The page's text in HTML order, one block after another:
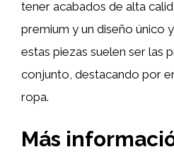
tener acabados de alta
premium y un diseño único
estas piezas suelen ser las
conjunto, destacando por
ropa.
Más